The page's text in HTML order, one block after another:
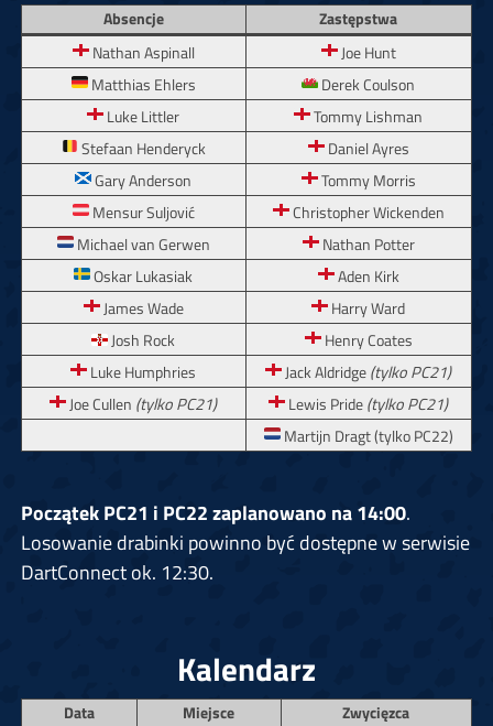
Absencje
Zastępstwa
Nathan Aspinall
Joe Hunt
Matthias Ehlers
Derek Coulson
Luke Littler
Tommy Lishman
Stefaan Henderyck
Daniel Ayres
Gary Anderson
Tommy Morris
Mensur Suljović
Christopher Wickenden
Michael van Gerwen
Nathan Potter
Oskar Lukasiak
Aden Kirk
James Wade
Harry Ward
Josh Rock
Henry Coates
Luke Humphries
Jack Aldridge(tylko PC21)
Joe Cullen (tylko PC21) Lewis Pride(tylko PC21)
Martijn Dragt (tylko PC22)
Początek PC21 i PC22 zaplanowano na 14:00.
Losowanie drabinki powinno być dostępne w serwisie
DartConnect ok. 12:30.
Kalendarz
Data Miejsce
Zwycięzca